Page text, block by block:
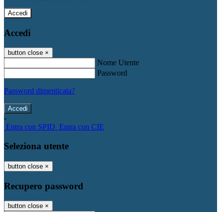
Accedi
Accedi
button close ×
Nome Utente
Password
Password dimenticata?
-
Entra con SPID Entra con CIE
Seleziona utente
button close ×
Recupero password
button close ×